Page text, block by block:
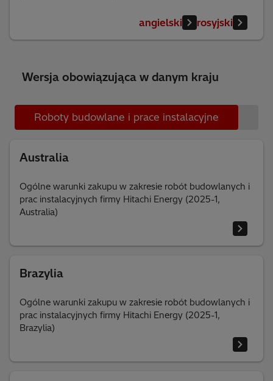
angielski rosyjski
Wersja obowiązująca w danym kraju
Roboty budowlane i prace instalacyjne
Australia
Ogólne warunki zakupu w zakresie robót budowlanych i
prac instalacyjnych firmy Hitachi Energy (2025-1,
Australia)
Brazylia
Ogólne warunki zakupu w zakresie robót budowlanych i
prac instalacyjnych firmy Hitachi Energy (2025-1,
Brazylia)